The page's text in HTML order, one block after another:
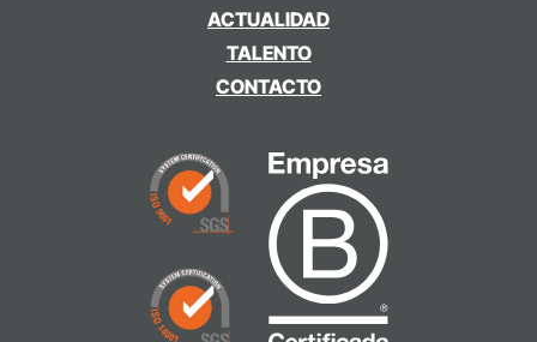
ACTUALIDAD
TALENTO
CONTACTO